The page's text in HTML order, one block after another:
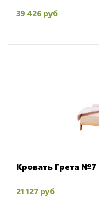
39 426 руб
Кровать Грета №7
21 127 руб